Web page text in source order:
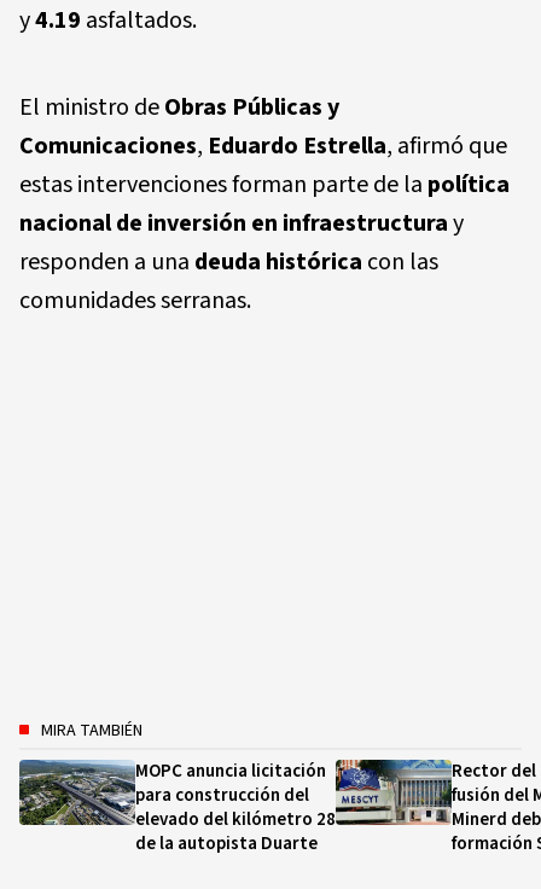
y4.19 asfaltados.
El ministro deObras Públicas y
Comunicaciones, Eduardo Estrella, afirmó que
estas intervenciones forman parte de la política
nacional de inversión en infraestructuray
responden a una deuda histórica con las
comunidades serranas.
MIRA TAMBIÉN
MOPC anuncia licitación
para construcción del
elevado del kilómetro 28
de la autopista Duarte
Rector
fusión del
Minerd
formación